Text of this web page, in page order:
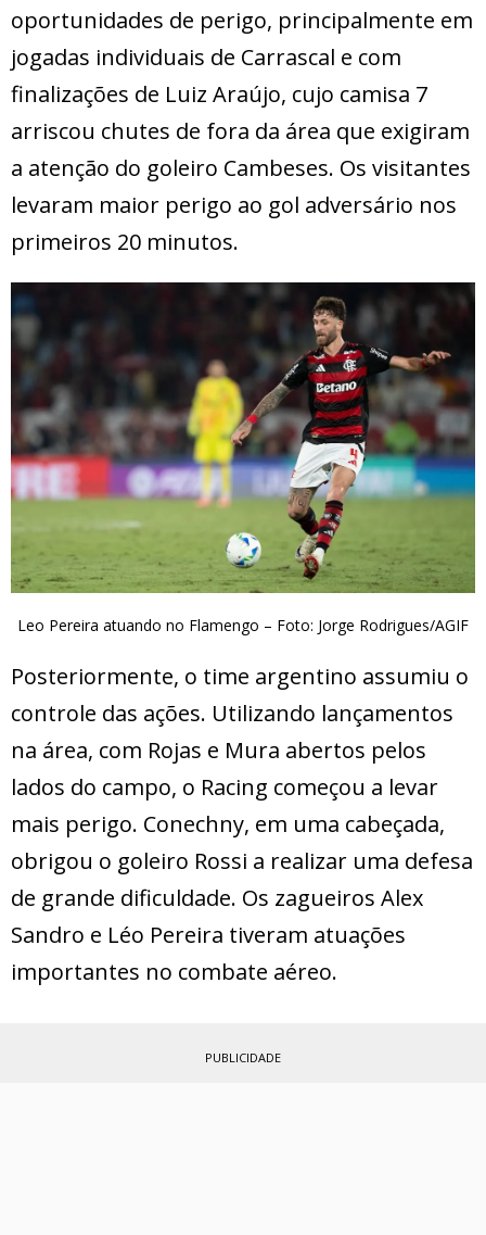
oportunidades de perigo, principalmente em
jogadas individuais de Carrascal e com
finalizações de Luiz Araújo, cujo camisa 7
arriscou chutes de fora da área que exigiram
a atenção do goleiro Cambeses. Os visitantes
levaram maior perigo ao gol adversário nos
primeiros 20 minutos.
Leo Pereira atuando no Flamengo – Foto: Jorge Rodrigues/AGIF
Posteriormente, o time argentino assumiu o
controle das ações. Utilizando lançamentos
na área, com Rojas e Mura abertos pelos
lados do campo, o Racing começou a levar
mais perigo. Conechny, em uma cabeçada,
obrigou o goleiro Rossi a realizar uma defesa
de grande dificuldade. Os zagueiros Alex
Sandro e Léo Pereira tiveram atuações
importantes no combate aéreo.
PUBLICIDADE